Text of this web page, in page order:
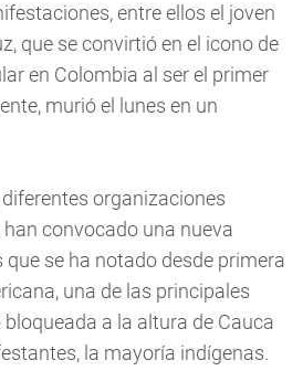
entre ellos el joven
que se convirtió en el icono de
en Colombia al ser el primer
murió el lunes en un
organizaciones
convocado una nueva
se ha notado desde primera
una de las principales
a la altura de Cauca
la mayoría indígenas.